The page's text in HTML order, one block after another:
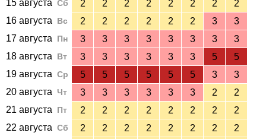
15 августа Сб 2 2 2 2 2 2 2
2
16 августа
Вс 2 2 2 2 2 2 3
3
17 августа
Пн 3 3 3 3 3 3 3
3
18 августа
Вт 3 3 3 3 3 3 5
5
19 августа Ср 5 5 5 5 5 5 3
3
20 августа Чт 3 3 3 3 3 3 2
2
21 августа
Пт 2 2 2 2 2 2 2
2
22 августа Сб 2 2 2 2 2 2 2
2